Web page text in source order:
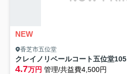
NEW
香芝市五位堂
クレイノリベールコート五位堂105
4.7万円 管理/共益費4,500円